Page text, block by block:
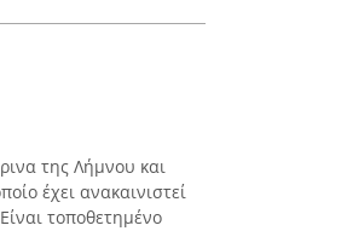
της Λήμνου και
έχει ανακαινιστεί
τοποθετημένο